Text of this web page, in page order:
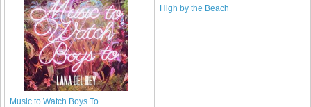
Music to Watch Boys To
High by the Beach